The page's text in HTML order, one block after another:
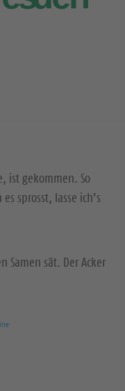
ist gekommen. So
sprosst, lasse ich’s
Samen sät. Der Acker